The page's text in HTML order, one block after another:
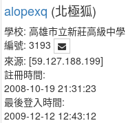
alopexq (北極狐)
學校: 高雄市立新莊高級中學
編號: 3193
來源: [59.127.188.199]
註冊時間:
2008-10-19 21:31:23
最後登入時間:
2009-12-12 12:43:12